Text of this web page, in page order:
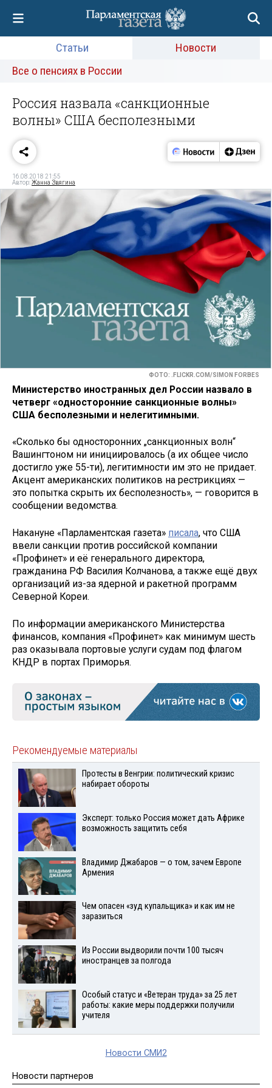
Статьи
Новости
Все о пенсиях в России
Россия назвала «санкционные
волны» США бесполезными
16.08.2018 21:55
Автор:Жанна Звягина
ФОТО: .FLICKR.COM/SIMON FORBES
Министерство иностранных дел России назвало в
четверг «односторонние санкционные волны»
США бесполезными и нелегитимными.
«Сколько бы односторонних „санкционных волн“
Вашингтоном ни инициировалось (а их общее число
достигло уже 55-ти), легитимности им это не придает.
Акцент американских политиков на рестрикциях —
это попытка скрыть их бесполезность», — говорится в
сообщении ведомства.
Накануне «Парламентская газета» писала, что США
ввели санкции против российской компании
«Профинет» и её генерального директора,
гражданина РФ Василия Колчанова, а также ещё двух
организаций из-за ядерной и ракетной программ
Северной Кореи.
По информации американского Министерства
финансов, компания «Профинет» как минимум шесть
раз оказывала портовые услуги судам под флагом
КНДР в портах Приморья.
Рекомендуемые материалы
Протесты в Венгрии: политический кризис
набирает обороты
Эксперт: только Россия может дать Африке
возможность защитить себя
Владимир Джабаров — о том, зачем Европе
Армения
Чем опасен «зуд купальщика» и как им не
заразиться
Из России выдворили почти 100 тысяч
иностранцев за полгода
Особый статус и «Ветеран труда» за 25 лет
работы: какие меры поддержки получили
учителя
Новости СМИ2
Новости партнеров